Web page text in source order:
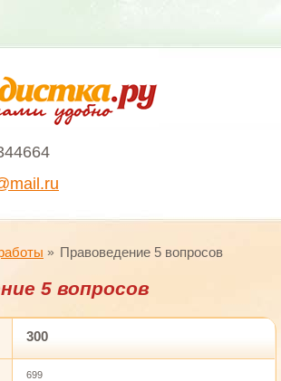
Правоведение 5 вопросов
5 вопросов
300
699